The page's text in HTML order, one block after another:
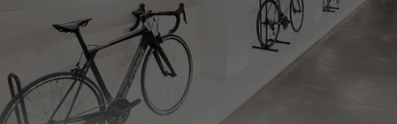
페이코 ID로